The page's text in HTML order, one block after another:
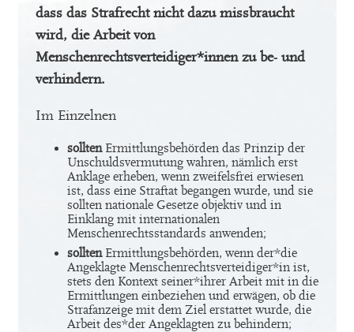
dass das Strafrecht nicht dazu missbraucht
wird, die Arbeit von
Menschenrechtsverteidiger*innen zu be- und
verhindern.
Im Einzelnen
solltenErmittlungsbehörden das Prinzip der
Unschuldsvermutung wahren, nämlich erst
Anklage erheben, wenn zweifelsfrei erwiesen
ist, dass eine Straftat begangen wurde, und sie
sollten nationale Gesetze objektiv und in
Einklang mit internationalen
Menschenrechtsstandards anwenden;
solltenErmittlungsbehörden, wenn der*die
Angeklagte Menschenrechtsverteidiger*in ist,
stets den Kontext seiner*ihrer Arbeit mit in die
Ermittlungen einbeziehen und erwägen, ob die
Strafanzeige mit dem Ziel erstattet wurde, die
Arbeit des*der Angeklagten zu behindern;